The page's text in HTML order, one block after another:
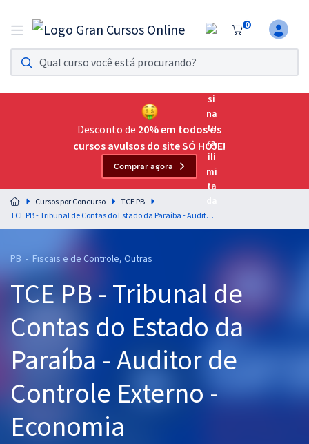
0
Assinatura Ilimitada 11
Acesso a todos os cursos. Teste grátis por 7 dias!
Assinatura OAB Até Passar
Acesso ilimitado a toda preparação para o Exame da
Residências Multiprofissionais
Preparação completa e intensiva para as principais
residências em saúde do Brasil
Cursos 20% OFF
Pós
Graduação
OAB
Desconto de 20% em todos os
cursos avulsos do site SÓ HOJE!
Comprar agora
Cursos por Concurso
TCE PB
TCE PB - Tribunal de Contas do Estado da Paraíba - Auditor de Controle Externo - Economia
PB - Fiscais e de Controle, Outras
TCE PB - Tribunal de
Contas do Estado da
Paraíba - Auditor de
Controle Externo -
Economia